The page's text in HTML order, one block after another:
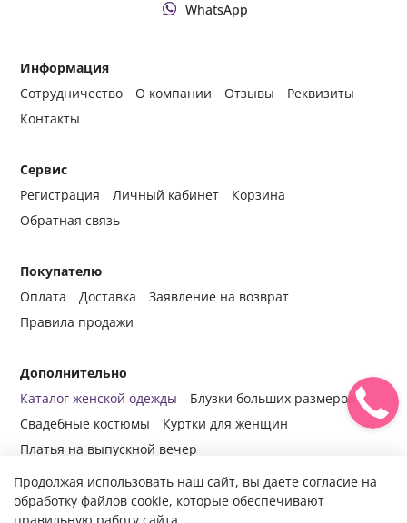
Информация
Сотрудничество
О компании Отзывы
Реквизиты
Контакты
Сервис
Регистрация
Личный кабинет
Корзина
Обратная связь
Покупателю
Оплата
Доставка
Заявление на возврат
Правила продажи
Дополнительно
Каталог женской одежды
Блузки больших размеров
Свадебные костюмы
Куртки для женщин
Платья на выпускной вечер
WhatsApp
Продолжая использовать наш сайт, вы даете согласие на
обработку файлов cookie, которые обеспечивают